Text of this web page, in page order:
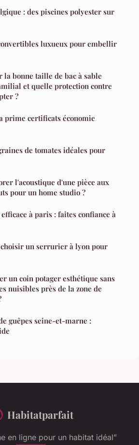
: des piscines polyester sur
luxueux pour embellir
la bonne taille de bac à sable
et quelle protection contre
?
prime certificats économie
de tomates idéales pour
l'acoustique d'une pièce aux
pour un home studio ?
à paris : faites confiance à
choisir un serrurier à lyon pour
un coin potager esthétique sans
nuisibles près de la zone de
guêpes seine-et-marne :
Habitatparfait
en ligne pour un habitat idéal”